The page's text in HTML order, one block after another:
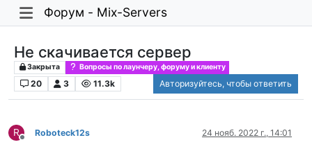
Форум - Mix-Servers
Не скачивается сервер
Закрыта Вопросы по лаунчеру, форуму и клиенту
20 3 11.3k Авторизуйтесь, чтобы ответить
R
Не в сети
Roboteck12s 24 нояб. 2022 г., 14:01